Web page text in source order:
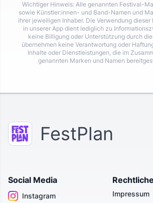
Wichtiger Hinweis: Alle genannten Festival-
sowie Künstler:innen- und Band-Namen und
ihrer jeweiligen Inhaber. Die Verwendung dieser
in unserer App dient lediglich zu
keine Billigung oder Unterstützung durch die
übernehmen keine Verantwortung oder
Inhalte oder Dienstleistungen, die im
genannten Marken und Namen
FestPlan
Social Media
Instagram
Impressum